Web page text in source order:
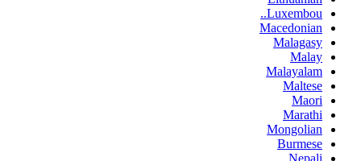
Luxembou..
Macedonian
Malagasy
Malay
Malayalam
Maltese
Maori
Marathi
Mongolian
Burmese